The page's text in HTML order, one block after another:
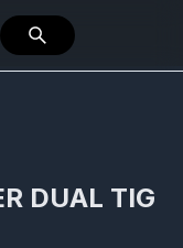
DUAL TIG